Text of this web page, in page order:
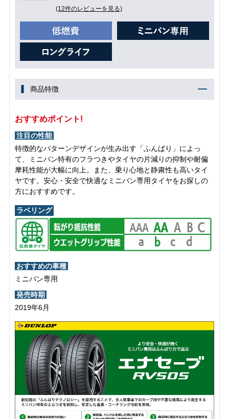
(12件のレビューを見る)
商品特徴
おすすめポイント!
注目の性能
特徴的なパターンデザインが生み出す「ふんばり」によっ
て、ミニバン特有のフラつきやタイヤの片減りの抑制や耐偏
摩耗性能が大幅に向上。また、乗り心地と静粛性も高いタイ
ヤです。安心・安全で快適なミニバン専用タイヤをお探しの
方におすすめです。
ラベリング
おすすめの車種
ミニバン専用
発売時期
2019年6月